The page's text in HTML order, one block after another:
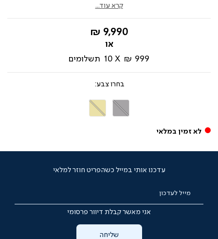
קרא עוד...
החל
9,990 ₪
999 ₪
10 תשלומים
צבע
אפור
קרם
לא זמין במלאי
עדכנו אותי במייל כשהפריט חוזר למלאי
מייל לעדכון
אני מאשר קבלת דיוור פרסומי
שליחה